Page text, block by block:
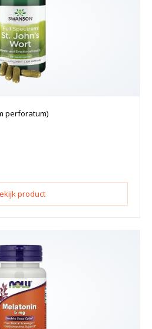
perforatum)
product